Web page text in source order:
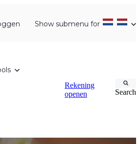
Show submenu for
Rekening
openen
Search